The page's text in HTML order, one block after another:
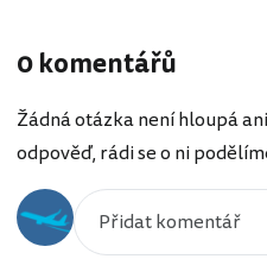
0 komentářů
Žádná otázka není hloupá
odpověď, rádi se o ni